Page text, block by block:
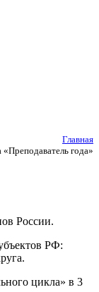
Главная
года»
России.
РФ:
цикла» в 3